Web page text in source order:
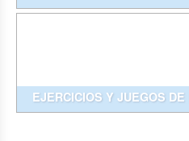
EJERCICIOS Y JUEGOS